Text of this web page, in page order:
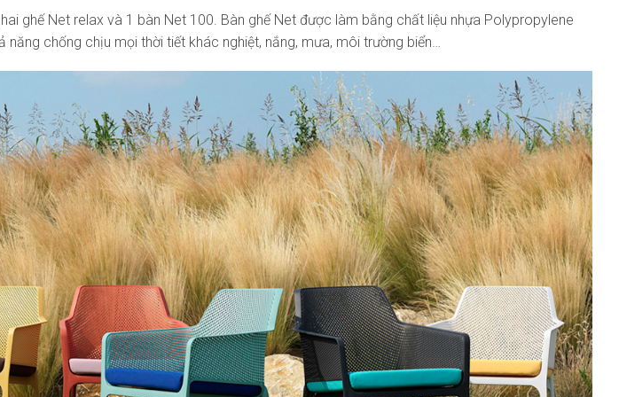
ghế Net relax và 1 bàn Net 100. Bàn ghế Net được làm bằng chất liệu nhựa Polypropylene
chống chịu mọi thời tiết khác nghiệt, nắng, mưa, môi trường biển…